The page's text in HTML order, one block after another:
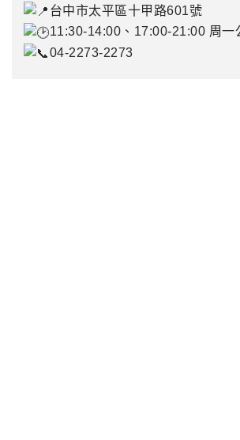
台中市太平區十甲路601號
11:30-14:00、17:00-21:00 周一
04-2273-2273